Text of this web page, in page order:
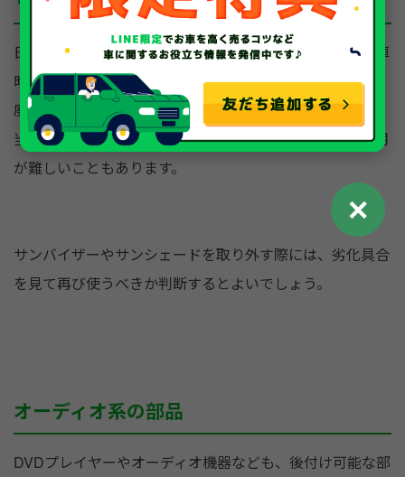
日差しを遮るためのサンバイザーやサンシェードも、廃車
時に取り外せる部品です。簡単に取り外しが可能なため、
廃車の際にサッと回収することもできます。一方で、日に
当たる部品であるため劣化しているケースも多く、再利用
が難しいこともあります。
サンバイザーやサンシェードを取り外す際には、劣化具合
を見て再び使うべきか判断するとよいでしょう。
オーディオ系の部品
DVDプレイヤーやオーディオ機器なども、後付け可能な部
✕